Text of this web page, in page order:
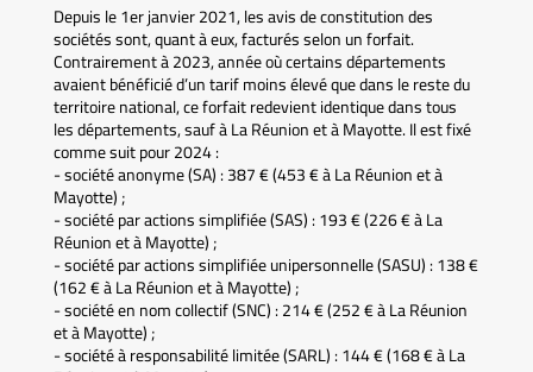
Depuis le 1er janvier 2021, les avis de constitution des
sociétés sont, quant à eux, facturés selon un forfait.
Contrairement à 2023, année où certains départements
avaient bénéficié d’un tarif moins élevé que dans le reste du
territoire national, ce forfait redevient identique dans tous
les départements, sauf à La Réunion et à Mayotte. Il est fixé
comme suit pour 2024 :
- société anonyme (SA) : 387 € (453 € à La Réunion et à
Mayotte) ;
- société par actions simplifiée (SAS) : 193 € (226 € à La
Réunion et à Mayotte) ;
- société par actions simplifiée unipersonnelle (SASU) : 138 €
(162 € à La Réunion et à Mayotte) ;
- société en nom collectif (SNC) : 214 € (252 € à La Réunion
et à Mayotte) ;
- société à responsabilité limitée (SARL) : 144 € (168 € à La